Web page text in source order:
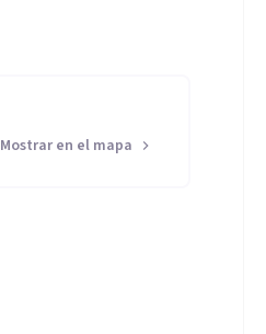
Mostrar en el mapa